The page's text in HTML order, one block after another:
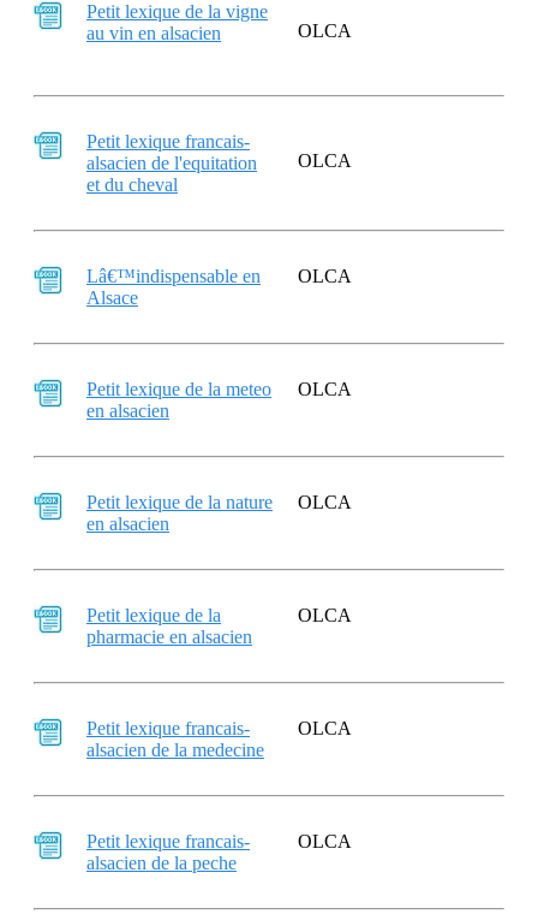
Petit lexique de la vigne
au vin en alsacien
OLCA
Petit lexique francais-
alsacien de l'equitation
et du cheval
OLCA
Lâ€™indispensable en
Alsace
OLCA
Petit lexique de la meteo
en alsacien
OLCA
Petit lexique de la nature
en alsacien
OLCA
Petit lexique de la
pharmacie en alsacien
OLCA
Petit lexique francais-
alsacien de la medecine
OLCA
Petit lexique francais-
alsacien de la peche
OLCA